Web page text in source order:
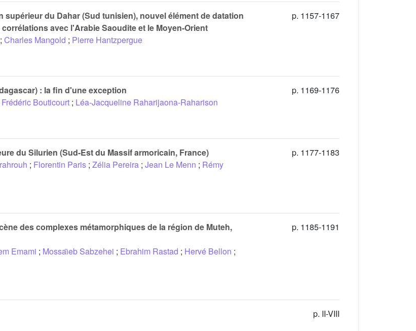
supérieur du Dahar (Sud tunisien), nouvel élément de datation
avec l'Arabie Saoudite et le Moyen-Orient
; Charles Mangold ; Pierre Hantzpergue
p. 1157-1167
: la fin d'une exception
Frédéric Bouticourt ; Léa-Jacqueline Raharijaona-Raharison
p. 1169-1176
du Silurien (Sud-Est du Massif armoricain, France)
; Florentin Paris ; Zélia Pereira ; Jean Le Menn ; Rémy
p. 1177-1183
des complexes métamorphiques de la région de Muteh,
Emami ; Mossaı̈eb Sabzehei ; Ebrahim Rastad ; Hervé Bellon ;
p. 1185-1191
p. II-VIII